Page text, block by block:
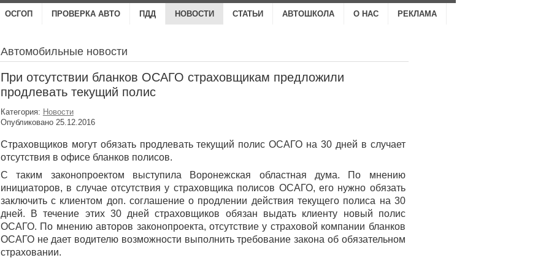
ОСГОП ПРОВЕРКА АВТО ПДД НОВОСТИ СТАТЬИ АВТОШКОЛА О НАС РЕКЛАМА
Автомобильные новости
При отсутствии бланков ОСАГО страховщикам предложили
продлевать текущий полис
Категория: Новости
Опубликовано 25.12.2016
Страховщиков могут обязать продлевать текущий полис ОСАГО на 30 дней в случает
отсутствия в офисе бланков полисов.
С таким законопроектом выступила Воронежская областная дума. По мнению
инициаторов, в случае отсутствия у страховщика полисов ОСАГО, его нужно обязать
заключить с клиентом доп. соглашение о продлении действия текущего полиса на 30
дней. В течение этих 30 дней страховщиков обязан выдать клиенту новый полис
ОСАГО. По мнению авторов законопроекта, отсутствие у страховой компании бланков
ОСАГО не дает водителю возможности выполнить требование закона об обязательном
страховании.